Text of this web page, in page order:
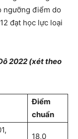
ngưỡng điểm do
đạt học lực loại
2022 (xét theo
Điểm
chuẩn
18,0